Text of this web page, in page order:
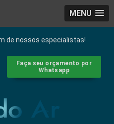
MENU
de nossos especialistas!
Faça seu orçamento por
Whatsapp